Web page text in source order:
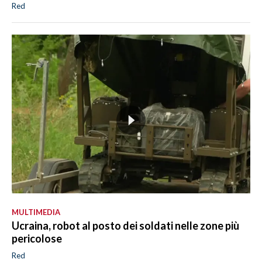
Red
MULTIMEDIA
Ucraina, robot al posto dei soldati nelle zone più
pericolose
Red